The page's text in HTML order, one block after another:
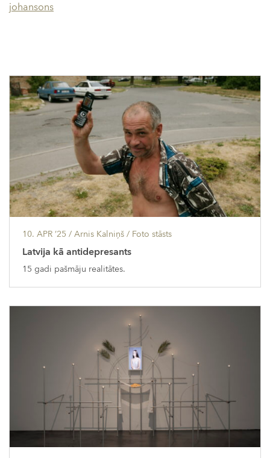
johansons
10. APR ’25 / Arnis Kalniņš / Foto stāsts
Latvija kā antidepresants
15 gadi pašmāju realitātes.